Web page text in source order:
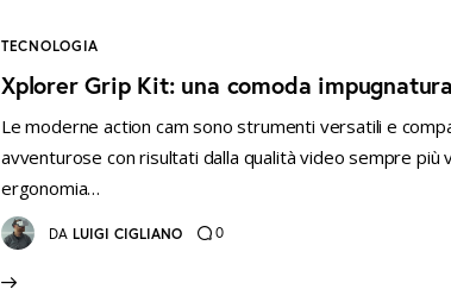
TECNOLOGIA
Xplorer Grip Kit: una comoda
Le moderne action cam sono strumenti versatili e
avventurose con risultati dalla qualità video sempre più
ergonomia…
DA LUIGI CIGLIANO 0